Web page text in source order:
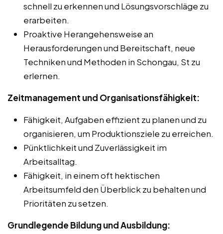
schnell zu erkennen und Lösungsvorschläge zu
erarbeiten.
Proaktive Herangehensweise an
Herausforderungen und Bereitschaft, neue
Techniken und Methoden in Schongau, St zu
erlernen.
Zeitmanagement und Organisationsfähigkeit:
Fähigkeit, Aufgaben effizient zu planen und zu
organisieren, um Produktionsziele zu erreichen.
Pünktlichkeit und Zuverlässigkeit im
Arbeitsalltag.
Fähigkeit, in einem oft hektischen
Arbeitsumfeld den Überblick zu behalten und
Prioritäten zu setzen.
Grundlegende Bildung und Ausbildung: